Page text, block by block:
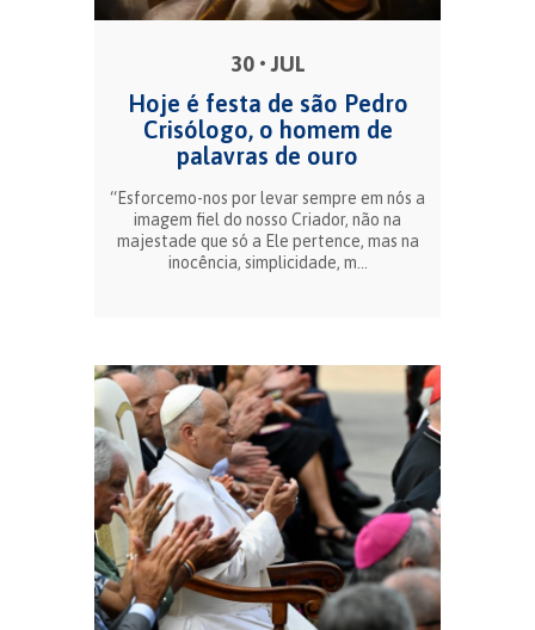
30 • JUL
Hoje é festa de são Pedro
Crisólogo, o homem de
palavras de ouro
“Esforcemo-nos por levar sempre em nós a
imagem fiel do nosso Criador, não na
majestade que só a Ele pertence, mas na
inocência, simplicidade, m...